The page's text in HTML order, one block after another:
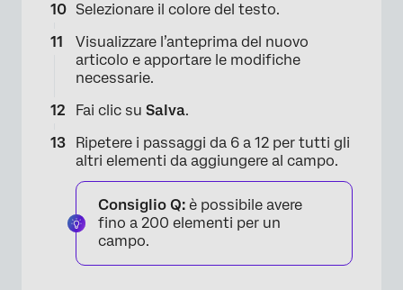
Selezionare il colore del testo.
Visualizzare l’anteprima del nuovo
articolo e apportare le modifiche
necessarie.
Fai clic su Salva.
Ripetere i passaggi da 6 a 12 per tutti gli
altri elementi da aggiungere al campo.
Consiglio Q: è possibile avere
fino a 200 elementi per un
campo.